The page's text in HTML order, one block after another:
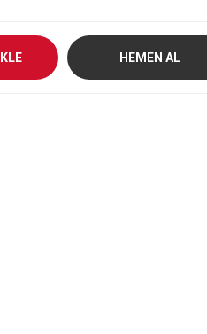
HEMEN AL